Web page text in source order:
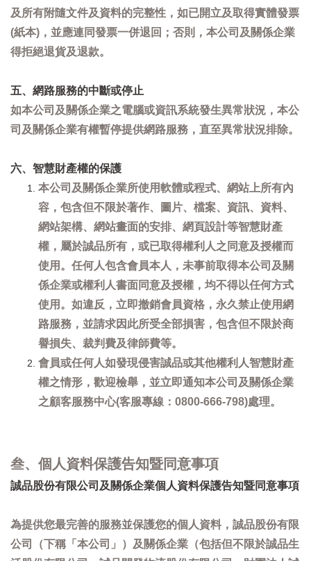
及所有附隨文件及資料的完整性，如已開立及取得實體發票
(紙本)，並應連同發票一併退回；否則，本公司及關係企業
得拒絕退貨及退款。
五、網路服務的中斷或停止
如本公司及關係企業之電腦或資訊系統發生異常狀況，本公
司及關係企業有權暫停提供網路服務，直至異常狀況排除。
六、智慧財產權的保護
本公司及關係企業所使用軟體或程式、網站上所有內
容，包含但不限於著作、圖片、檔案、資訊、資料、
網站架構、網站畫面的安排、網頁設計等智慧財產
權，屬於誠品所有，或已取得權利人之同意及授權而
使用。任何人包含會員本人，未事前取得本公司及關
係企業或權利人書面同意及授權，均不得以任何方式
使用。如違反，立即撤銷會員資格，永久禁止使用網
路服務，並請求因此所受全部損害，包含但不限於商
譽損失、裁判費及律師費等。
會員或任何人如發現侵害誠品或其他權利人智慧財產
權之情形，歡迎檢舉，並立即通知本公司及關係企業
之顧客服務中心(客服專線：0800-666-798)處理。
叁、個人資料保護告知暨同意事項
誠品股份有限公司及關係企業個人資料保護告知暨同意事項
為提供您最完善的服務並保護您的個人資料，誠品股份有限
公司（下稱「本公司」）及關係企業（包括但不限於誠品生